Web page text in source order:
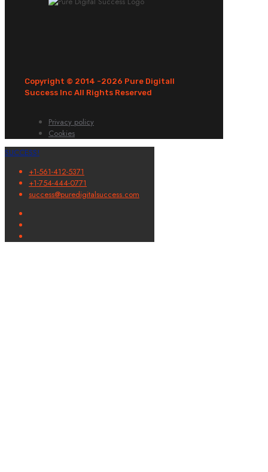
Copyright © 2014 -2026 Pure Digitall
Success Inc All Rights Reserved
Privacy policy
Cookies
SUCCESS!
+1-561-412-5371
+1-754-444-0771
success@puredigitalsuccess.com